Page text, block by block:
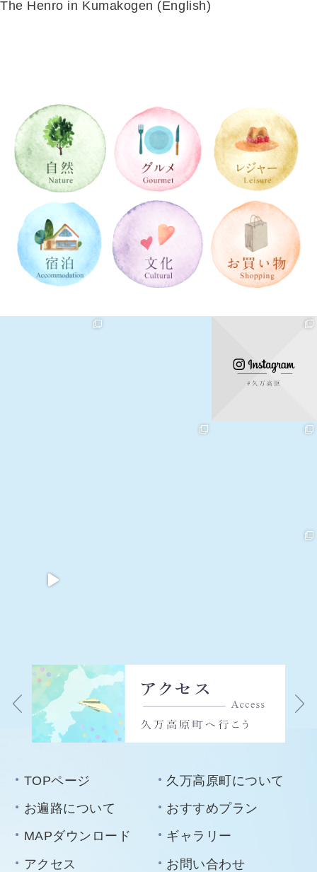
The Henro in Kumakogen (English)
TOPページ
久万高原町について
お遍路について
おすすめプラン
MAPダウンロード
ギャラリー
アクセス
お問い合わせ